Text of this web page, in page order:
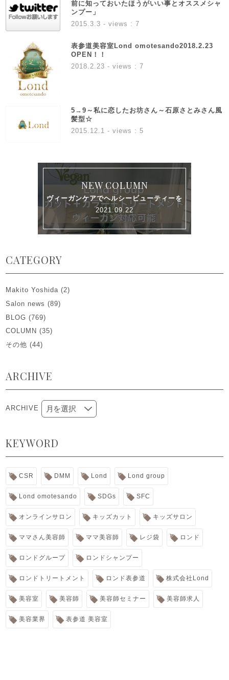
前に知っておいたほうがいい事とオススメシャ
ンプー」
2015.3.3 - views : 7
表参道美容室Lond omotesando2018.2.23
OPEN！！
2018.2.23 - views : 7
5→9～私に恋したお坊さん～石原さとみさん風
髪型☆
2015.12.1 - views : 5
NEW COLUMN
ヴィーガンケアでヘルシービューティーを
2021.09.22
CATEGORY
Makito Yoshida (2)
Salon news (89)
BLOG (769)
COLUMN (35)
その他 (44)
ARCHIVE
ARCHIVE
KEYWORD
CSR DMM Lond Lond group
Lond omotesando SDGs SFC
オンラインサロン キッズカット キッズサロン
ママさん美容師 ママ美容師 レジ袋 ロンド
ロンドグループ ロンドシャンプー
ロンドトリートメント ロンド表参道 株式会社Lond
美容室 美容師 美容師セミナー 美容師求人
美容業界 表参道 美容室